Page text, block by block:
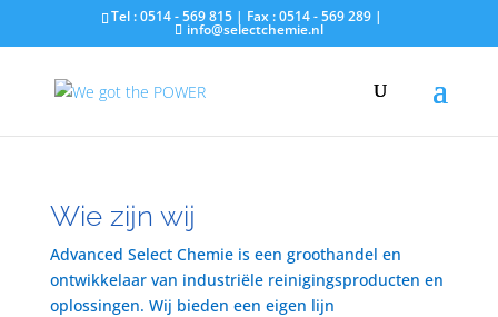
Tel : 0514 - 569 815 | Fax : 0514 - 569 289 |
info@selectchemie.nl
Wie zijn wij
Advanced Select Chemie is een groothandel en
ontwikkelaar van industriële reinigingsproducten en
oplossingen. Wij bieden een eigen lijn